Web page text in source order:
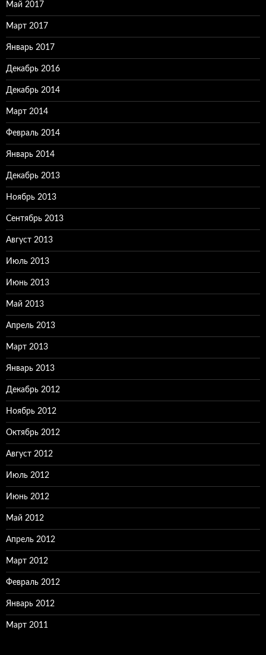
Май 2017
Март 2017
Январь 2017
Декабрь 2016
Декабрь 2014
Март 2014
Февраль 2014
Январь 2014
Декабрь 2013
Ноябрь 2013
Сентябрь 2013
Август 2013
Июль 2013
Июнь 2013
Май 2013
Апрель 2013
Март 2013
Январь 2013
Декабрь 2012
Ноябрь 2012
Октябрь 2012
Август 2012
Июль 2012
Июнь 2012
Май 2012
Апрель 2012
Март 2012
Февраль 2012
Январь 2012
Март 2011